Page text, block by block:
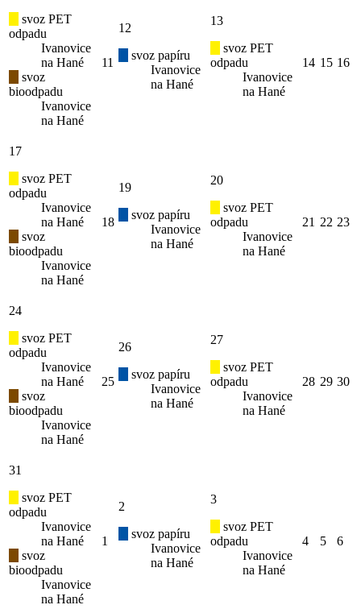
svoz PET
odpadu
Ivanovice
na Hané
svoz
bioodpadu
Ivanovice
na Hané
11
12
svoz papíru
Ivanovice
na Hané
13
svoz PET
odpadu
Ivanovice
na Hané
14 15 16
17
svoz PET
odpadu
Ivanovice
na Hané
svoz
bioodpadu
Ivanovice
na Hané
18
19
svoz papíru
Ivanovice
na Hané
20
svoz PET
odpadu
Ivanovice
na Hané
21 22 23
24
svoz PET
odpadu
Ivanovice
na Hané
svoz
bioodpadu
Ivanovice
na Hané
25
26
svoz papíru
Ivanovice
na Hané
27
svoz PET
odpadu
Ivanovice
na Hané
28 29 30
31
svoz PET
odpadu
Ivanovice
na Hané
svoz
bioodpadu
Ivanovice
na Hané
1
2
svoz papíru
Ivanovice
na Hané
3
svoz PET
odpadu
Ivanovice
na Hané
4 5 6